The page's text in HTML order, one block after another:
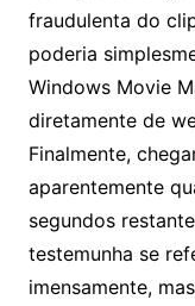
fraudulenta do
poderia
Windows Movie
diretamente de
Finalmente,
aparentemente
segundos
testemunha se
imensamente,